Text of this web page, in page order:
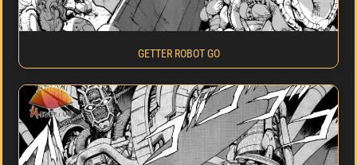
GETTER ROBOT GO